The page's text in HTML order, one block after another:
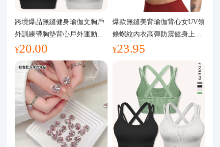
代購問答
關於我們
跨境爆品無縫健身瑜伽文胸戶
外訓練帶胸墊背心戶外運動瑜
伽服女
¥20.00
爆款無縫美背瑜伽背心女UV領
條螺紋內衣高彈防震健身上裝
運動文胸
¥23.95